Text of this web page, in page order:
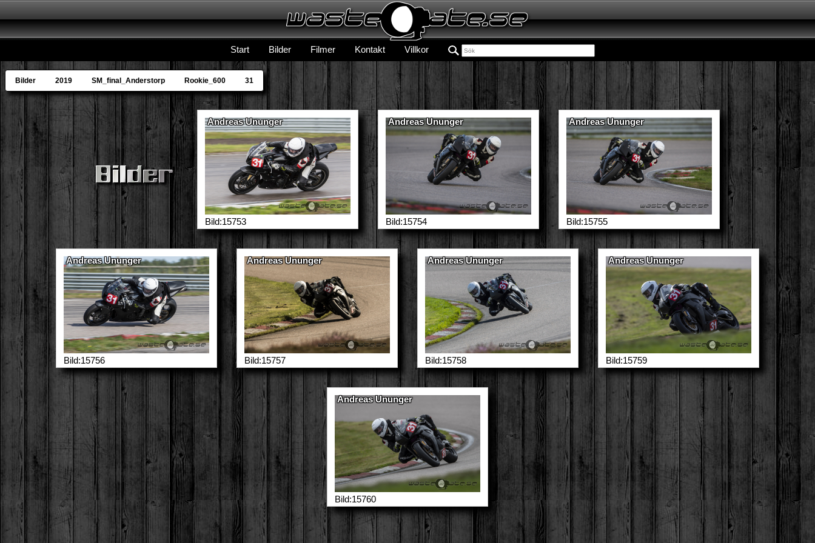
Start Bilder Filmer Kontakt Villkor
Bilder 2019 SM_final_Anderstorp Rookie_600 31
Andreas Ununger
Bild:15753
Andreas Ununger
Bild:15754
Andreas Ununger
Bild:15755
Andreas Ununger
Bild:15756
Andreas Ununger
Bild:15757
Andreas Ununger
Bild:15758
Andreas Ununger
Bild:15759
Andreas Ununger
Bild:15760